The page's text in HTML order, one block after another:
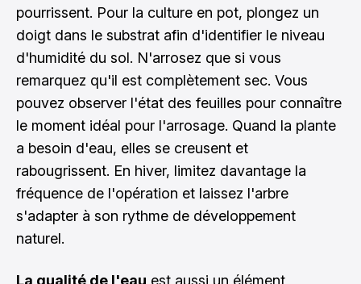
pourrissent. Pour la culture en pot, plongez un
doigt dans le substrat afin d'identifier le niveau
d'humidité du sol. N'arrosez que si vous
remarquez qu'il est complètement sec. Vous
pouvez observer l'état des feuilles pour connaître
le moment idéal pour l'arrosage. Quand la plante
a besoin d'eau, elles se creusent et
rabougrissent. En hiver, limitez davantage la
fréquence de l'opération et laissez l'arbre
s'adapter à son rythme de développement
naturel.
La qualité de l'eau est aussi un élément